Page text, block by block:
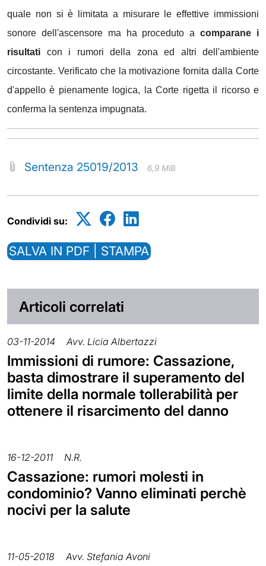
quale non si è limitata a misurare le effettive immissioni
sonore dell'ascensore ma ha proceduto acomparane i
risultati con i rumori della zona ed altri dell'ambiente
circostante. Verificato che la motivazione fornita dalla Corte
d'appello è pienamente logica, la Corte rigetta il ricorso e
conferma la sentenza impugnata.
Sentenza 25019/2013 6,9 MiB
Condividi su:
SALVA IN PDF | STAMPA
Articoli correlati
03-11-2014 Avv. Licia Albertazzi
Immissioni di rumore: Cassazione,
basta dimostrare il superamento del
limite della normale tollerabilità per
ottenere il risarcimento del danno
16-12-2011 N.R.
Cassazione: rumori molesti in
condominio? Vanno eliminati perchè
nocivi per la salute
11-05-2018 Avv. Stefania Avoni